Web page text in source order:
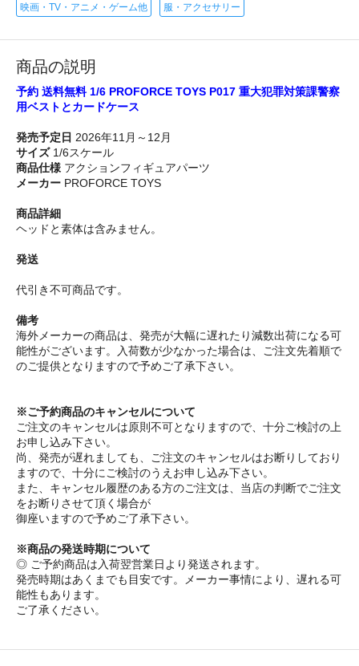
映画・TV・アニメ・ゲーム他 服・アクセサリー
商品の説明
予約 送料無料 1/6 PROFORCE TOYS P017 重大犯罪対策課警察
用ベストとカードケース
発売予定日 2026年11月～12月
サイズ1/6スケール
商品仕様 アクションフィギュアパーツ
メーカー PROFORCE TOYS
商品詳細
ヘッドと素体は含みません。
発送
代引き不可商品です。
備考
海外メーカーの商品は、発売が大幅に遅れたり減数出荷になる可
能性がございます。入荷数が少なかった場合は、ご注文先着順で
のご提供となりますので予めご了承下さい。
※ご予約商品のキャンセルについて
ご注文のキャンセルは原則不可となりますので、十分ご検討の上
お申し込み下さい。
尚、発売が遅れましても、ご注文のキャンセルはお断りしており
ますので、十分にご検討のうえお申し込み下さい。
また、キャンセル履歴のある方のご注文は、当店の判断でご注文
をお断りさせて頂く場合が
御座いますので予めご了承下さい。
※商品の発送時期について
◎ ご予約商品は入荷翌営業日より発送されます。
発売時期はあくまでも目安です。メーカー事情により、遅れる可
能性もあります。
ご了承ください。